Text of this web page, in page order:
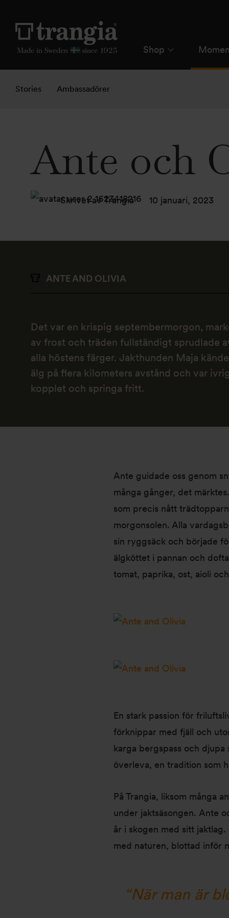
Shop
Stories Ambassadörer
Ante och
Skrivet av Trangia 10 januari, 2023
ANTE AND OLIVIA
Det var en krispig septembermorgon,
av frost och träden fullständigt sprudlade
alla höstens färger. Jakthunden Maja
älg på flera kilometers avstånd och var
kopplet och springa fritt.
Ante guidade oss genom
många gånger, det
som precis nått
morgonsolen. Alla
sin ryggsäck och började
älgköttet i pannan och
tomat, paprika, ost, aioli
En stark passion för
förknippar med fjäll och
karga bergspass och
överleva, en tradition som
På Trangia, liksom många
under jaktsäsongen. Ante
år i skogen med sitt
med naturen, blottad inför
“När man är